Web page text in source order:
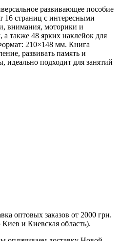
развивающее пособие
16 страниц с интересными
внимания, моторики и
также 48 ярких наклейок для
210×148 мм. Книга
развивать память и
подходит для занятий
оптовых заказов от 2000 грн.
и Киевская область).